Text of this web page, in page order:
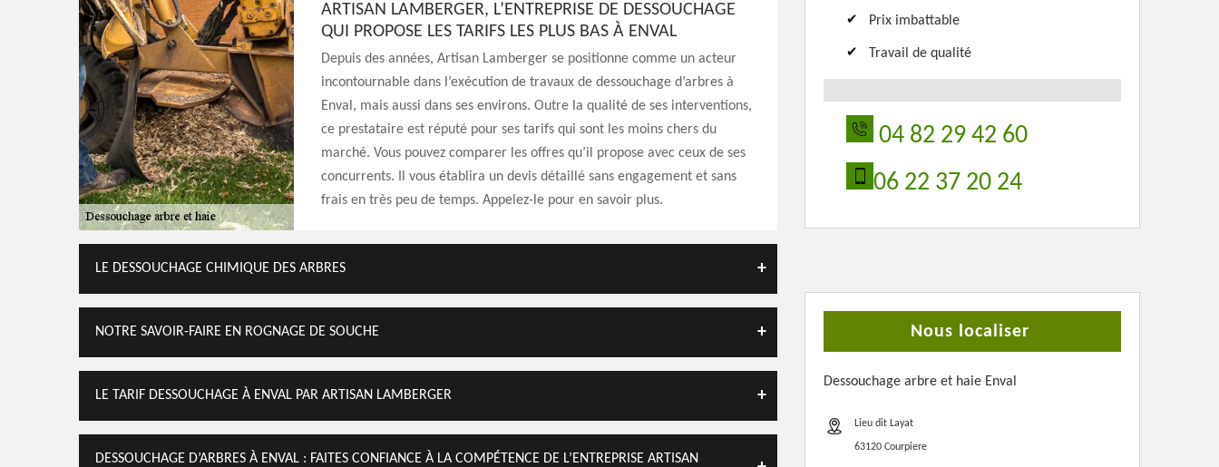
ARTISAN LAMBERGER, L’ENTREPRISE DE DESSOUCHAGE
QUI PROPOSE LES TARIFS LES PLUS BAS À ENVAL
Depuis des années, Artisan Lamberger se positionne comme un acteur
incontournable dans l’exécution de travaux de dessouchage d’arbres à
Enval, mais aussi dans ses environs. Outre la qualité de ses interventions,
ce prestataire est réputé pour ses tarifs qui sont les moins chers du
marché. Vous pouvez comparer les offres qu’il propose avec ceux de ses
concurrents. Il vous établira un devis détaillé sans engagement et sans
frais en très peu de temps. Appelez-le pour en savoir plus.
LE DESSOUCHAGE CHIMIQUE DES ARBRES
NOTRE SAVOIR-FAIRE EN ROGNAGE DE SOUCHE
LE TARIF DESSOUCHAGE À ENVAL PAR ARTISAN LAMBERGER
DESSOUCHAGE D’ARBRES À ENVAL : FAITES CONFIANCE À LA COMPÉTENCE DE L’ENTREPRISE ARTISAN
Prix imbattable
Travail de qualité
04 82 29 42 60
06 22 37 20 24
Nous localiser
Dessouchage arbre et haie Enval
Lieu dit Layat
63120 Courpiere